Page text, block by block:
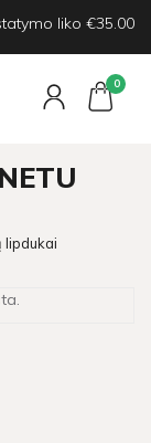
liko €35.00
0
lipdukai